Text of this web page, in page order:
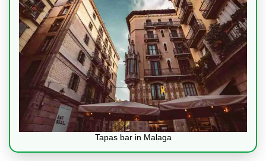
Tapas bar in Malaga